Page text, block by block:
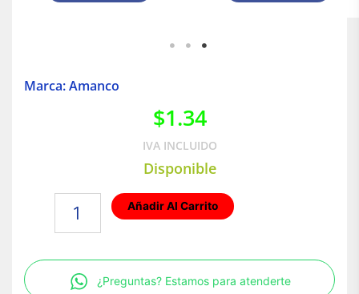
Marca: Amanco
$1.34
IVA INCLUIDO
Disponible
cementar
Amanco
Añadir Al Carrito
¿Preguntas? Estamos para atenderte